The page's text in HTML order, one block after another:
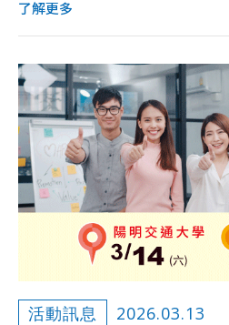
了解更多
活動訊息 2026.03.13